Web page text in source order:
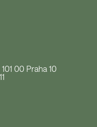
00 Praha 10